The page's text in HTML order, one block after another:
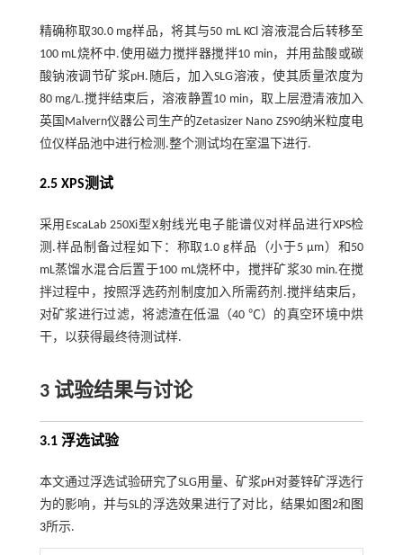
精确称取30.0 mg样品，将其与50 mL KCl 溶液混合后转移至
100 mL烧杯中.使用磁力搅拌器搅拌10 min，并用盐酸或碳
酸钠液调节矿浆pH.随后，加入SLG溶液，使其质量浓度为
80 mg/L.搅拌结束后，溶液静置10 min，取上层澄清液加入
英国Malvern仪器公司生产的Zetasizer Nano ZS90纳米粒度电
位仪样品池中进行检测.整个测试均在室温下进行.
2.5 XPS测试
采用EscaLab 250Xi型X射线光电子能谱仪对样品进行XPS检
测.样品制备过程如下：称取1.0 g样品（小于5 μm）和50
mL蒸馏水混合后置于100 mL烧杯中，搅拌矿浆30 min.在搅
拌过程中，按照浮选药剂制度加入所需药剂.搅拌结束后，
对矿浆进行过滤，将滤渣在低温（40 ℃）的真空环境中烘
干，以获得最终待测试样.
3 试验结果与讨论
3.1 浮选试验
本文通过浮选试验研究了SLG用量、矿浆pH对菱锌矿浮选行
为的影响，并与SL的浮选效果进行了对比，结果如 图2和 图
3所示.